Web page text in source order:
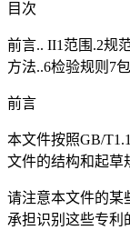
目次
前言.. II1范围.2规
方法..6检验规则7包
前言
本文件按照GB/
文件的结构和起草
请注意本文件的某
承担识别这些专利